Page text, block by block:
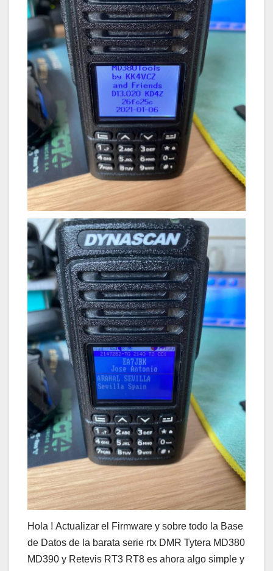
Hola ! Actualizar el Firmware y sobre todo la Base
de Datos de la barata serie rtx DMR Tytera MD380
MD390 y Retevis RT3 RT8 es ahora algo simple y